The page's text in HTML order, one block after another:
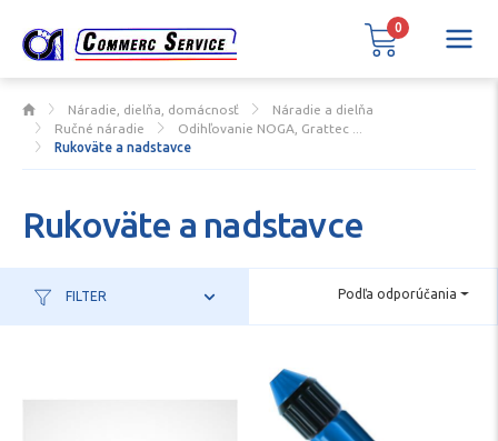
Náradie, dielňa, domácnosť
Náradie a dielňa
Ručné náradie
Odihľovanie NOGA, Grattec ...
Rukoväte a nadstavce
Rukoväte a nadstavce
FILTER Podľa odporúčania
0